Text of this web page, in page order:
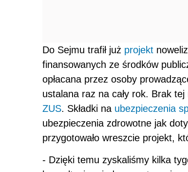
Do Sejmu trafił już projekt
finansowanych ze środków
opłacana przez osoby
ustalana raz na cały rok. Brak
ZUS. Składki na ubezpieczenia
ubezpieczenia zdrowotne jak
przygotowało wreszcie projekt,
- Dzięki temu zyskaliśmy kilka